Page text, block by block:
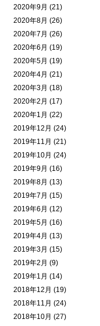
2020年9月 (21)
2020年8月 (26)
2020年7月 (26)
2020年6月 (19)
2020年5月 (19)
2020年4月 (21)
2020年3月 (18)
2020年2月 (17)
2020年1月 (22)
2019年12月 (24)
2019年11月 (21)
2019年10月 (24)
2019年9月 (16)
2019年8月 (13)
2019年7月 (15)
2019年6月 (12)
2019年5月 (16)
2019年4月 (13)
2019年3月 (15)
2019年2月 (9)
2019年1月 (14)
2018年12月 (19)
2018年11月 (24)
2018年10月 (27)